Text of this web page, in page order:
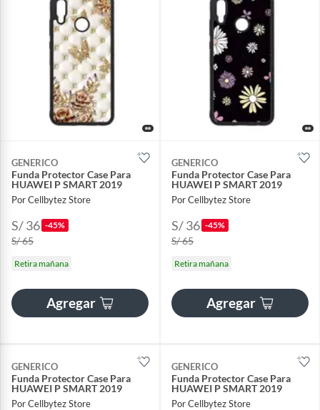
GENERICO
Funda Protector Case Para
HUAWEI P SMART 2019
Por Cellbytez Store
S/ 36 -45%
S/ 65
Retira mañana
Agregar
GENERICO
Funda Protector Case Para
HUAWEI P SMART 2019
Por Cellbytez Store
S/ 36 -45%
S/ 65
Retira mañana
Agregar
GENERICO
Funda Protector Case Para
HUAWEI P SMART 2019
Por Cellbytez Store
GENERICO
Funda Protector Case Para
HUAWEI P SMART 2019
Por Cellbytez Store